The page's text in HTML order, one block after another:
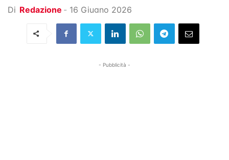
Di Redazione - 16 Giugno 2026
- Pubblicità -